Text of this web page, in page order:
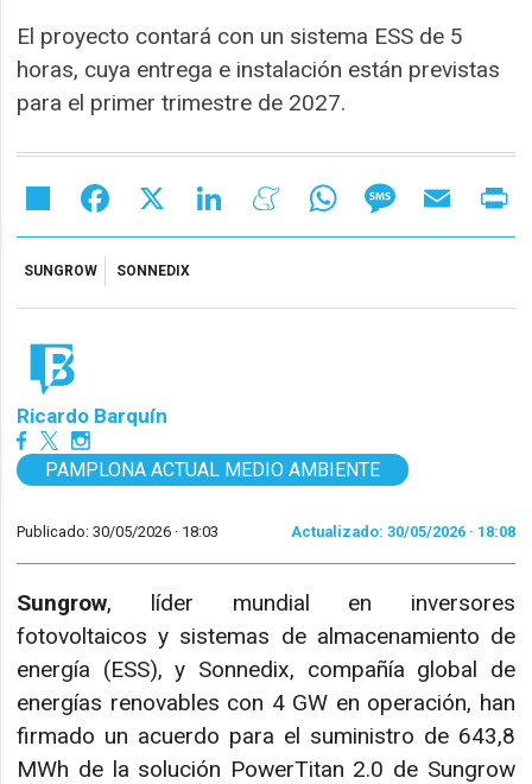
El proyecto contará con un sistema ESS de 5
horas, cuya entrega e instalación están previstas
para el primer trimestre de 2027.
Share Facebook LinkedIn MeneameWhatsAppMessageEmail
SUNGROW SONNEDIX
Ricardo Barquín
PAMPLONA ACTUAL MEDIO AMBIENTE
Publicado: 30/05/2026 · 18:03 Actualizado: 30/05/2026 · 18:08
Sungrow, líder mundial en inversores
fotovoltaicos y sistemas de almacenamiento de
energía (ESS), y Sonnedix, compañía global de
energías renovables con 4 GW en operación, han
firmado un acuerdo para el suministro de 643,8
MWh de la solución PowerTitan 2.0 de Sungrow